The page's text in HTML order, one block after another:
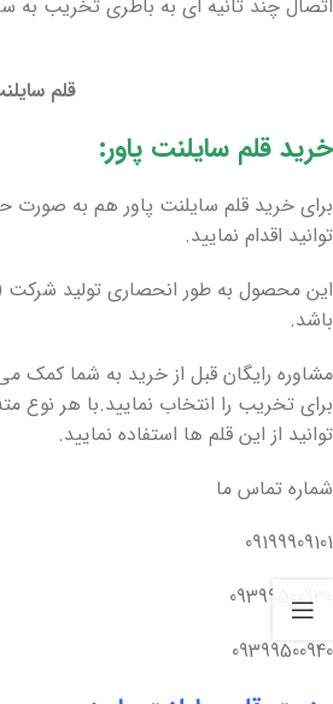
اتصال چند ثانیه ای به باطری تخریب به
قلم سایلنت
خرید قلم سایلنت پاور:
برای خرید قلم سایلنت پاور هم به
توانید اقدام نمایید.
این محصول به طور انحصاری تولید شرکت (
باشد.
مشاوره رایگان قبل از خرید به شما کمک می
برای تخریب را انتخاب نمایید.با هر نوع
توانید از این قلم ها استفاده نمایید.
شماره تماس ما
09199909101
09399500930
09399500940